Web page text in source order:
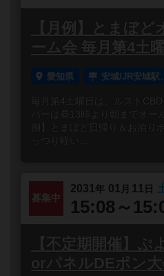
【月例】とまぼ
ーム会 毎月第4土
愛知県 安城/JR安城駅
毎月第4土曜日は、ルスト
バーは昼13時より朝までオー
例】とまぼど日帰り＆お泊り
っつり軽い...
募集中
2031 年 01 月 11 日
15:08～
【不定期開催】ぷ
orパネルDEポン大